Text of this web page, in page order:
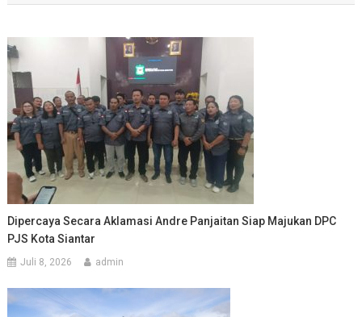
Dipercaya Secara Aklamasi Andre Panjaitan Siap Majukan DPC
PJS Kota Siantar
Juli 8, 2026 admin